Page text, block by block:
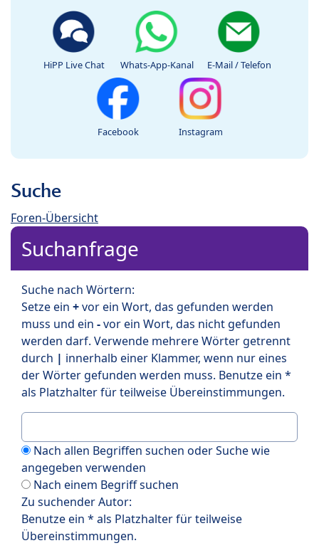
HiPP Live Chat Whats-App-Kanal E-Mail / Telefon
Facebook Instagram
Suche
Foren-Übersicht
Suchanfrage
Suche nach Wörtern:
Setze ein +vor ein Wort, das gefunden werden
muss und ein -vor ein Wort, das nicht gefunden
werden darf. Verwende mehrere Wörter getrennt
durch | innerhalb einer Klammer, wenn nur eines
der Wörter gefunden werden muss. Benutze ein *
als Platzhalter für teilweise Übereinstimmungen.
Nach allen Begriffen suchen oder Suche wie
angegeben verwenden
Nach einem Begriff suchen
Zu suchender Autor:
Benutze ein * als Platzhalter für teilweise
Übereinstimmungen.